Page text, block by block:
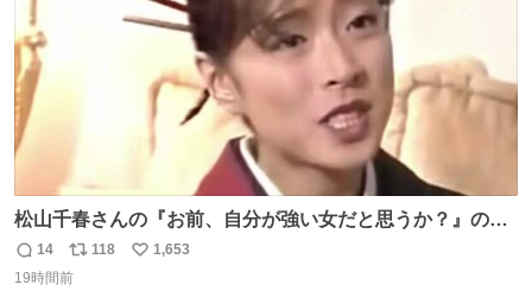
松山千春さんの『お前、自分が強い女だと思うか？』の一
言で… 中森明菜さんが思わず本音をこぼす瞬間😭
返
信
14
リ
ポ
118
い
1,653
19時間前